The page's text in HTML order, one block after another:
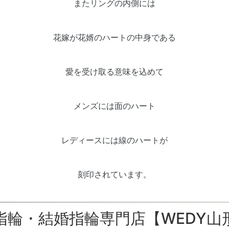
またリングの内側には
花嫁が花婿のハートの中身である
愛を受け取る意味を込めて
メンズには面のハート
レディースには線のハートが
刻印されています。
輪・結婚指輪専門店【WEDY山